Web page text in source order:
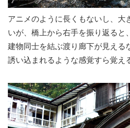
アニメのように長くもないし、大
いが、橋上から右手を振り返ると
建物同士を結ぶ渡り廊下が見える
誘い込まれるような感覚すら覚え